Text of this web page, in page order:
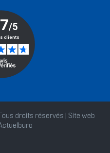
droits réservés | Site web